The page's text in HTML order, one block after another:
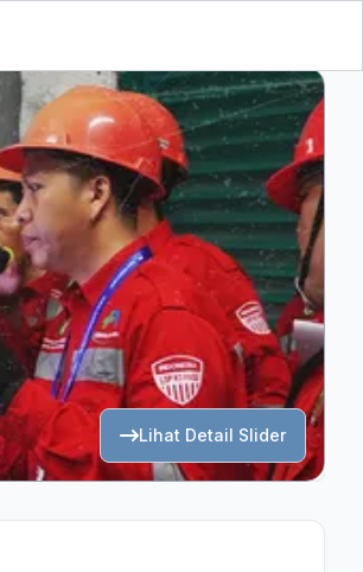
Lihat Detail Slider